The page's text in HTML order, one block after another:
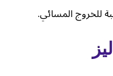
للخروج المسائي.